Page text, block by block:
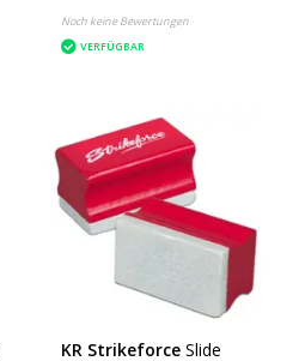
Noch keine Bewertungen
VERFÜGBAR
KR Strikeforce Slide